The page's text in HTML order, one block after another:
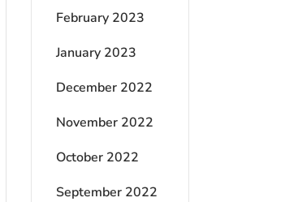
February 2023
January 2023
December 2022
November 2022
October 2022
September 2022